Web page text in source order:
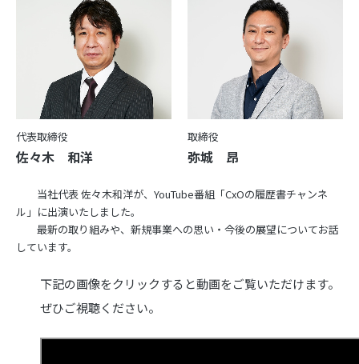
代表取締役
佐々木 和洋
取締役
弥城 昂
当社代表 佐々木和洋が、YouTube番組「CxOの履歴書チャンネ
ル」に出演いたしました。
最新の取り組みや、新規事業への思い・今後の展望についてお話
しています。
下記の画像をクリックすると動画をご覧いただけます。
ぜひご視聴ください。